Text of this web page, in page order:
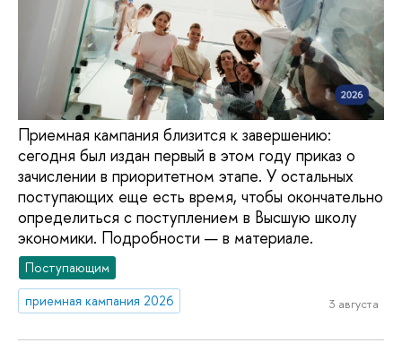
Приемная кампания близится к завершению:
сегодня был издан первый в этом году приказ о
зачислении в приоритетном этапе. У остальных
поступающих еще есть время, чтобы окончательно
определиться с поступлением в Высшую школу
экономики. Подробности — в материале.
Поступающим
приемная кампания 2026
3 августа